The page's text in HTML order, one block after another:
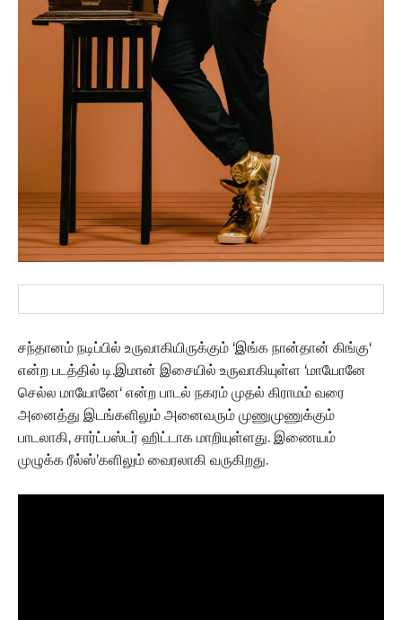
சந்தானம் நடிப்பில் உருவாகியிருக்கும் ‘இங்க நான்தான் கிங்கு‘
என்ற படத்தில் டி.இமான் இசையில் உருவாகியுள்ள ‘மாயோனே
செல்ல மாயோனே‘ என்ற பாடல் நகரம் முதல் கிராமம் வரை
அனைத்து இடங்களிலும் அனைவரும் முணுமுணுக்கும்
பாடலாகி, சார்ட்பஸ்டர் ஹிட்டாக மாறியுள்ளது. இணையம்
முழுக்க ரீல்ஸ்’களிலும் வைரலாகி வருகிறது.